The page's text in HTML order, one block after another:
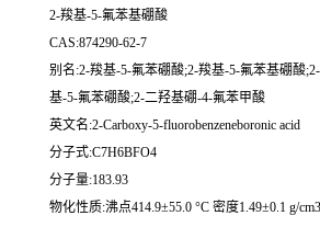
2-羧基-5-氟苯基硼酸
CAS:874290-62-7
别名:2-羧基-5-氟苯硼酸;2-羧基-5-氟苯基硼酸
基-5-氟苯硼酸;2-二羟基硼-4-氟苯甲酸
英文名:2-Carboxy-5-fluorobenzeneboronic acid
分子式:C7H6BFO4
分子量:183.93
物化性质:沸点414.9±55.0 °C 密度1.49±0.1 g/